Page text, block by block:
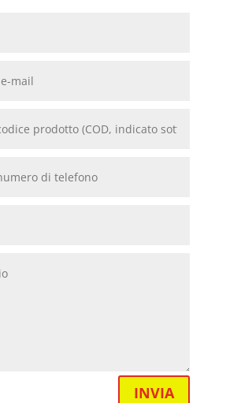
INVIA